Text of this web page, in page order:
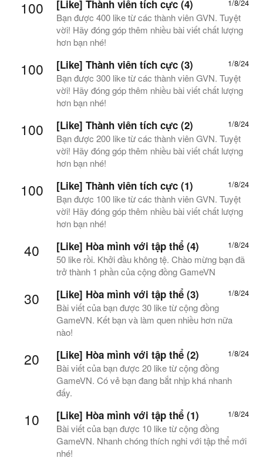
100 1/8/24
[Like] Thành viên tích cực (4)
Bạn được 400 like từ các thành viên GVN. Tuyệt
vời! Hãy đóng góp thêm nhiều bài viết chất lượng
hơn bạn nhé!
100 1/8/24
[Like] Thành viên tích cực (3)
Bạn được 300 like từ các thành viên GVN. Tuyệt
vời! Hãy đóng góp thêm nhiều bài viết chất lượng
hơn bạn nhé!
100 1/8/24
[Like] Thành viên tích cực (2)
Bạn được 200 like từ các thành viên GVN. Tuyệt
vời! Hãy đóng góp thêm nhiều bài viết chất lượng
hơn bạn nhé!
100 1/8/24
[Like] Thành viên tích cực (1)
Bạn được 100 like từ các thành viên GVN. Tuyệt
vời! Hãy đóng góp thêm nhiều bài viết chất lượng
hơn bạn nhé!
40 1/8/24
[Like] Hòa mình với tập thể (4)
50 like rồi. Khởi đầu không tệ. Chào mừng bạn đã
trở thành 1 phần của cộng đồng GameVN
30 1/8/24
[Like] Hòa mình với tập thể (3)
Bài viết của bạn được 30 like từ cộng đồng
GameVN. Kết bạn và làm quen nhiều hơn nữa
nào!
20 1/8/24
[Like] Hòa mình với tập thể (2)
Bài viết của bạn được 20 like từ cộng đồng
GameVN. Có vẻ bạn đang bắt nhịp khá nhanh
đấy.
10 1/8/24
[Like] Hòa mình với tập thể (1)
Bài viết của bạn được 10 like từ cộng đồng
GameVN. Nhanh chóng thích nghi với tập thể mới
nhé!